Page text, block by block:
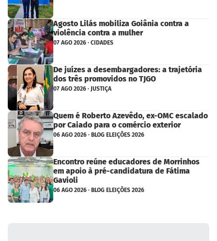
Agosto Lilás mobiliza Goiânia contra a
violência contra a mulher
07 AGO 2026 · CIDADES
De juízes a desembargadores: a trajetória
dos três promovidos no TJGO
07 AGO 2026 · JUSTIÇA
Quem é Roberto Azevêdo, ex-OMC escalado
por Caiado para o comércio exterior
06 AGO 2026 · BLOG ELEIÇÕES 2026
Encontro reúne educadores de Morrinhos
em apoio à pré-candidatura de Fátima
Gavioli
06 AGO 2026 · BLOG ELEIÇÕES 2026